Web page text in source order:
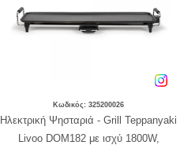
Κωδικός: 325200026
Ηλεκτρική Ψησταριά - Grill Teppanyaki
Livoo DOM182 με ισχύ 1800W,